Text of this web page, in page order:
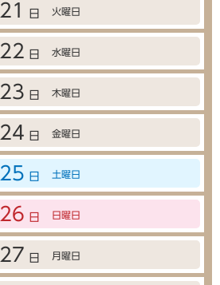
21 日 火曜日
22 日 水曜日
23 日 木曜日
24 日 金曜日
25 日 土曜日
26 日 日曜日
27 日 月曜日